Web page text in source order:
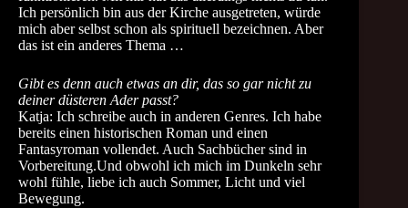
Ich persönlich bin aus der Kirche ausgetreten, würde
mich aber selbst schon als spirituell bezeichnen. Aber
das ist ein anderes Thema …
Gibt es denn auch etwas an dir, das so gar nicht zu
deiner düsteren Ader passt?
Katja: Ich schreibe auch in anderen Genres. Ich habe
bereits einen historischen Roman und einen
Fantasyroman vollendet. Auch Sachbücher sind in
Vorbereitung.Und obwohl ich mich im Dunkeln sehr
wohl fühle, liebe ich auch Sommer, Licht und viel
Bewegung.